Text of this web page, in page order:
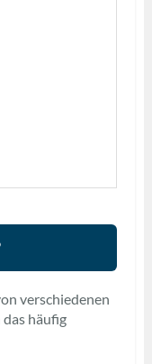
verschiedenen
das häufig